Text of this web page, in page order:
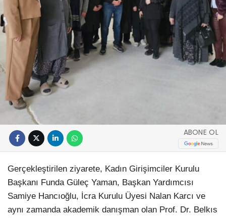
ABONE OL
Gerçekleştirilen ziyarete, Kadın Girişimciler Kurulu
Başkanı Funda Güleç Yaman, Başkan Yardımcısı
Samiye Hancıoğlu, İcra Kurulu Üyesi Nalan Karcı ve
aynı zamanda akademik danışman olan Prof. Dr. Belkıs